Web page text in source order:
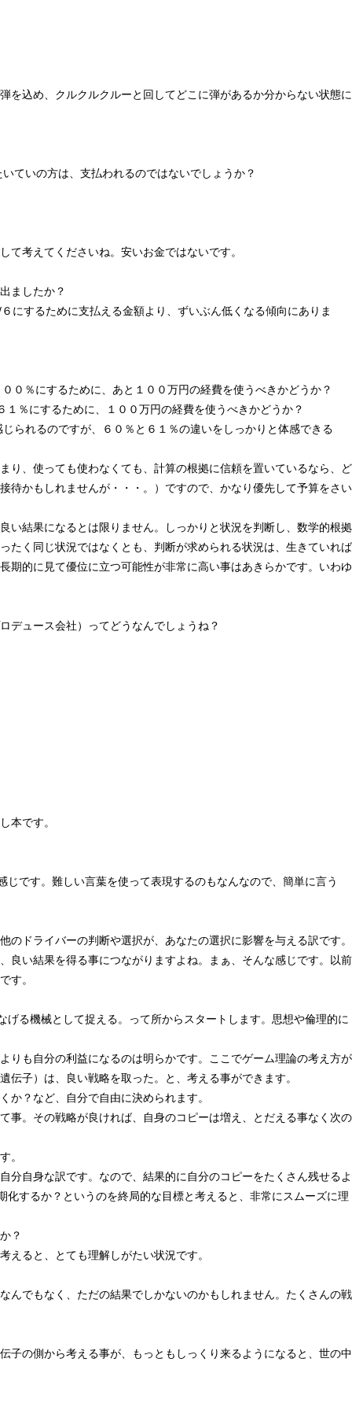
込め、クルクルクルーと回してどこに弾があるか分からない状態に
ていの方は、支払われるのではないでしょうか？
考えてくださいね。安いお金ではないです。
ましたか？
にするために支払える金額より、ずいぶん低くなる傾向にありま
０％にするために、あと１００万円の経費を使うべきかどうか？
％にするために、１００万円の経費を使うべきかどうか？
られるのですが、６０％と６１％の違いをしっかりと体感できる
り、使っても使わなくても、計算の根拠に信頼を置いているなら、ど
待かもしれませんが・・・。）ですので、かなり優先して予算をさい
い結果になるとは限りません。しっかりと状況を判断し、数学的根拠
たく同じ状況ではなくとも、判断が求められる状況は、生きていれば
期的に見て優位に立つ可能性が非常に高い事はあきらかです。いわゆ
デュース会社）ってどうなんでしょうね？
本です。
です。難しい言葉を使って表現するのもなんなので、簡単に言う
ドライバーの判断や選択が、あなたの選択に影響を与える訳です。
良い結果を得る事につながりますよね。まぁ、そんな感じです。以前
す。
る機械として捉える。って所からスタートします。思想や倫理的に
りも自分の利益になるのは明らかです。ここでゲーム理論の考え方が
子）は、良い戦略を取った。と、考える事ができます。
？など、自分で自由に決められます。
事。その戦略が良ければ、自身のコピーは増え、とだえる事なく次の
。
自身な訳です。なので、結果的に自分のコピーをたくさん残せるよ
するか？というのを終局的な目標と考えると、非常にスムーズに理
？
ると、とても理解しがたい状況です。
んでもなく、ただの結果でしかないのかもしれません。たくさんの戦
子の側から考える事が、もっともしっくり来るようになると、世の中